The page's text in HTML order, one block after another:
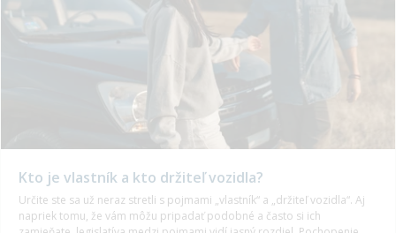
Kto je vlastník a kto držiteľ vozidla?
Určite ste sa už neraz stretli s pojmami „vlastník“ a „držiteľ vozidla“. Aj
napriek tomu, že vám môžu pripadať podobné a často si ich